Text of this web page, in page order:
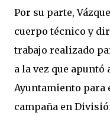
Por su parte,
cuerpo técnico y
trabajo realizado
a la vez que
Ayuntamiento para
campaña en